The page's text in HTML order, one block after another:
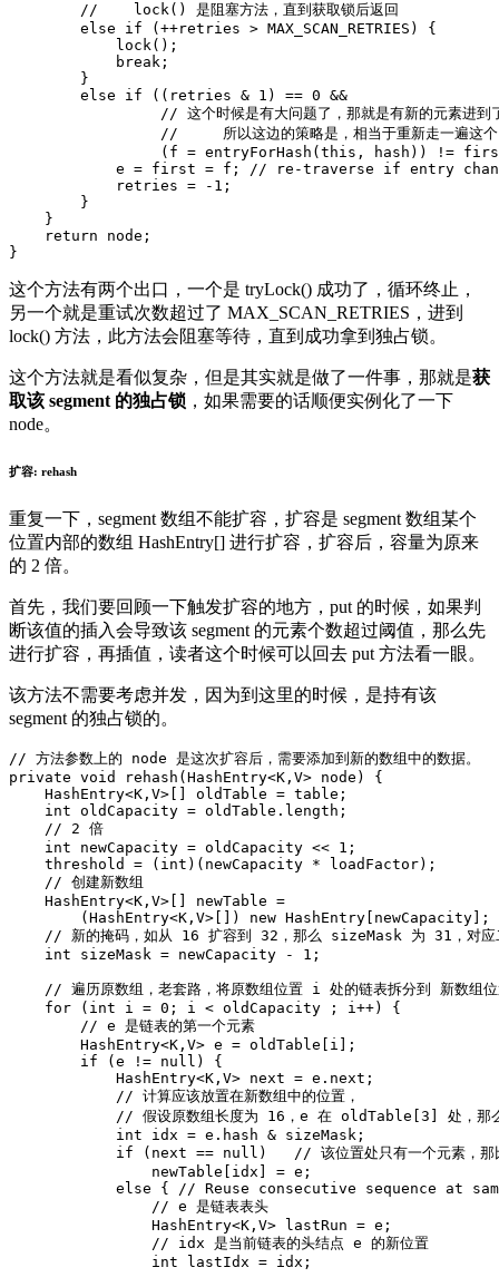
//
lock()
是阻塞方法，直到获取锁后返回
else
if ( ++retries > MAX_SCAN_RETRIES )
{
lock() ;
break ;
}
else
if (( retries & 1 ) == 0 &&
// 这个时候是有大问题了，那就是有新的元素进到
//
所以这边的策略是，相当于重新走一遍这个
( f = entryForHash ( this , hash )) !=
e = first = f ; // re-traverse if entry
retries = - 1 ;
}
}
return
node ;
}
这个方法有两个出口，一个是 tryLock() 成功了，循环终止，
另一个就是重试次数超过了 MAX_SCAN_RETRIES，进到
lock() 方法，此方法会阻塞等待，直到成功拿到独占锁。
这个方法就是看似复杂，但是其实就是做了一件事，那就是获
取该 segment 的独占锁 ，如果需要的话顺便实例化了一下
node。
扩容: rehash
重复一下，segment 数组不能扩容，扩容是 segment 数组某个
位置内部的数组 HashEntry[] 进行扩容，扩容后，容量为原来
的 2 倍。
首先，我们要回顾一下触发扩容的地方，put 的时候，如果判
断该值的插入会导致该 segment 的元素个数超过阈值，那么先
进行扩容，再插值，读者这个时候可以回去 put 方法看一眼。
该方法不需要考虑并发，因为到这里的时候，是持有该
segment 的独占锁的。
// 方法参数上的 node 是这次扩容后 ， 需要添加到新的数组中的数据。
private void rehash ( HashEntry<K , V> node )
{
HashEntry<K , V> oldTable = table ;
int oldCapacity = oldTable . length ;
//
2 倍
int
newCapacity = oldCapacity << 1 ;
threshold
= ( int )( newCapacity * loadFactor);
// 创建新数组
HashEntry<K , V> newTable =
( HashEntry<K , V> ) new HashEntry newCapacity
;
//
新的掩码 ， 如从 16 扩容到 32 ， 那么 sizeMask 为 31 ， 对应
int
sizeMask = newCapacity - 1 ;
// 遍历原数组 ， 老套路 ， 将原数组位置 i 处的链表拆分到
新数组
for
( int i = 0 ; i < oldCapacity ; i++)
{
// e 是链表的第一个元素
HashEntry<K , V> e = oldTable i
;
if
( e != null )
{
HashEntry<K , V> next = e . next ;
// 计算应该放置在新数组中的位置 ，
// 假设原数组长度为 16 ， e 在 oldTable 3 处 ， 那
int
idx = e . hash & sizeMask ;
if
( next == null ) // 该位置处只有一个元素 ， 那
newTable
idx = e ;
else
{ // Reuse consecutive sequence at
// e 是链表表头
HashEntry<K , V> lastRun = e ;
//
idx 是当前链表的头结点 e 的新位置
int
lastIdx = idx ;